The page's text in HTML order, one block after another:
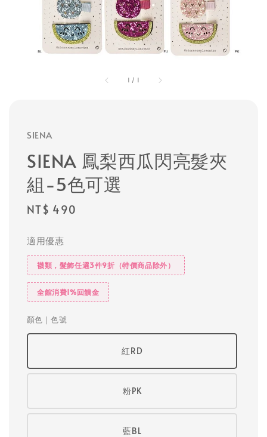
1 / 1
SIENA
SIENA 鳳梨西瓜閃亮髮夾
組-5色可選
Regular
NT$ 490
適用優惠
襪類，髮飾任選3件9折（特價商品除外）
全館消費1%回饋金
顏色｜色號
紅RD
粉PK
藍BL